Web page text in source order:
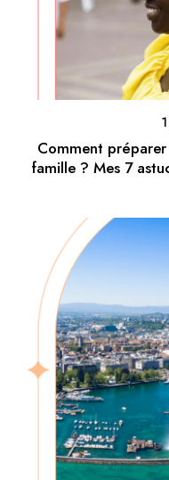
Comment
famille ? Mes 7